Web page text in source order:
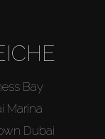
Bay
Marina
Dubai